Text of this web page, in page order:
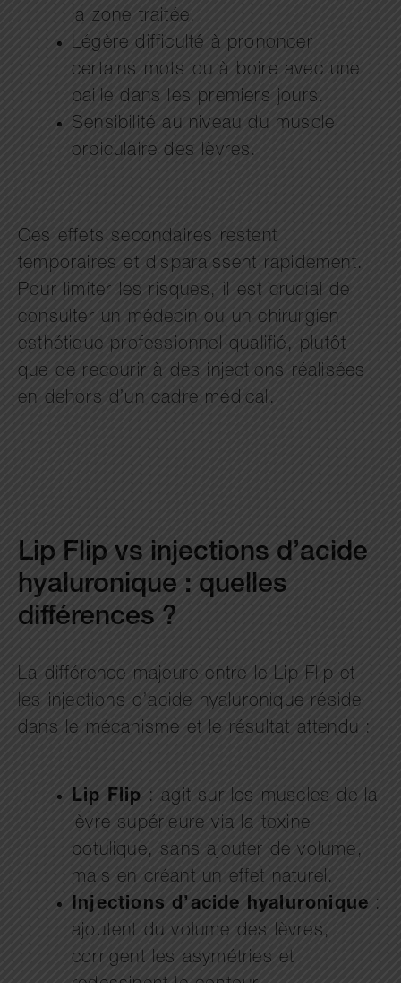
la zone traitée.
Légère difficulté à prononcer
certains mots ou à boire avec une
paille dans les premiers jours.
Sensibilité au niveau du muscle
orbiculaire des lèvres.
Ces effets secondaires restent
temporaires et disparaissent rapidement.
Pour limiter les risques, il est crucial de
consulter un médecin ou un chirurgien
esthétique professionnel qualifié, plutôt
que de recourir à des injections réalisées
en dehors d’un cadre médical.
Lip Flip vs injections d’acide
hyaluronique : quelles
différences ?
La différence majeure entre le Lip Flip et
les injections d’acide hyaluronique réside
dans le mécanisme et le résultat attendu :
Lip Flip : agit sur les muscles de la
lèvre supérieure via la toxine
botulique, sans ajouter de volume,
mais en créant un effet naturel.
Injections d’acide hyaluronique :
ajoutent du volume des lèvres,
corrigent les asymétries et